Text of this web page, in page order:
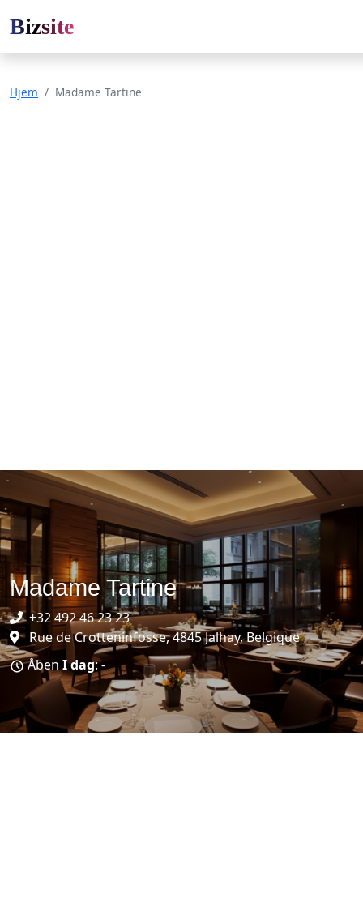
Bizsite
Hjem Madame Tartine
Madame Tartine
+32 492 46 23 23
Rue de Crotteninfosse, 4845 Jalhay, Belgique
Åben I dag: -